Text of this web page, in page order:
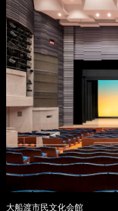
大船渡市民文化会館